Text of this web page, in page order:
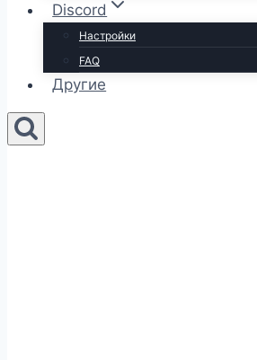
Discord
Настройки
FAQ
Другие